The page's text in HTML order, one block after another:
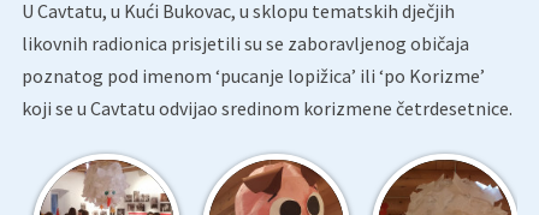
U Cavtatu, u Kući Bukovac, u sklopu tematskih dječjih
likovnih radionica prisjetili su se zaboravljenog običaja
poznatog pod imenom ‘pucanje lopižica’ ili ‘po Korizme’
koji se u Cavtatu odvijao sredinom korizmene četrdesetnice.